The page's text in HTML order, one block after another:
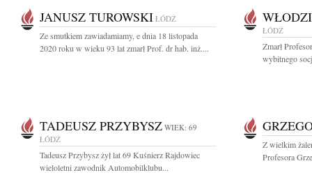
JANUSZ TUROWSKI ŁÓDŹ
Ze smutkiem zawiadamiamy, e dnia 18 listopada
2020 roku w wieku 93 lat zmarł Prof. dr hab. inż....
ŁÓDŹ
Zmarł
wybitnego
TADEUSZ PRZYBYSZ WIEK: 69
ŁÓDŹ
Tadeusz Przybysz żył lat 69 Kuśnierz Rajdowiec
wieloletni zawodnik Automobilklubu...
Z wielkim
Profesora